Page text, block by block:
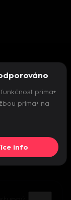
prima+
prima+ na
info